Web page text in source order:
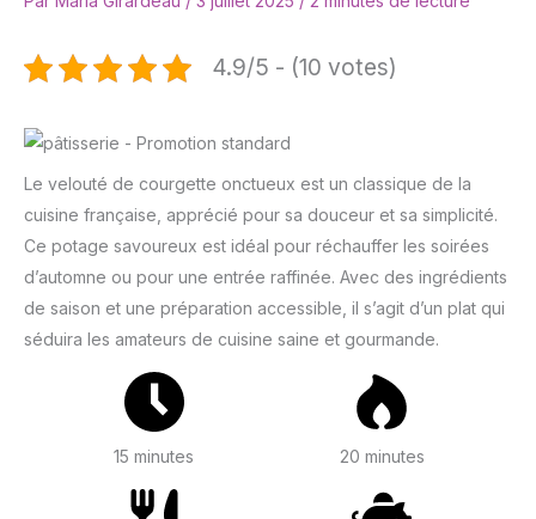
4.9/5 - (10 votes)
Le velouté de courgette onctueux est un classique de la
cuisine française, apprécié pour sa douceur et sa simplicité.
Ce potage savoureux est idéal pour réchauffer les soirées
d’automne ou pour une entrée raffinée. Avec des ingrédients
de saison et une préparation accessible, il s’agit d’un plat qui
séduira les amateurs de cuisine saine et gourmande.
15 minutes 20 minutes